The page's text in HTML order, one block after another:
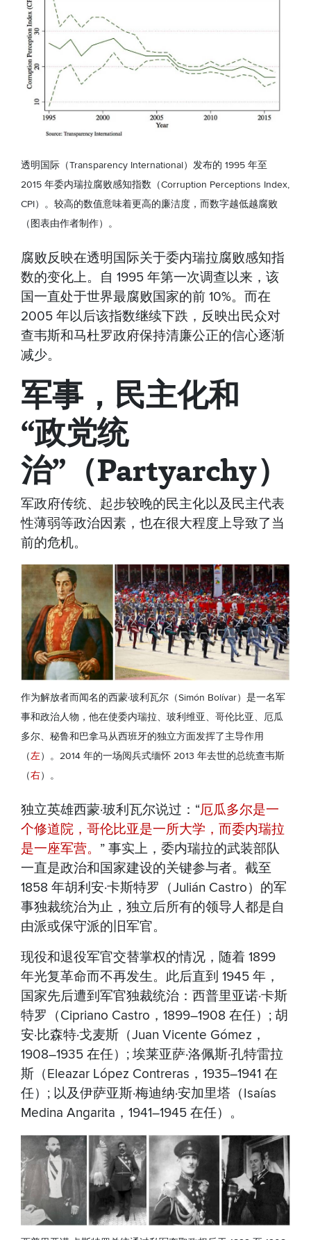
透明国际（Transparency International）发布的 1995 年至
2015 年委内瑞拉腐败感知指数（Corruption Perceptions Index,
CPI）。较高的数值意味着更高的廉洁度，而数字越低越腐败
（图表由作者制作）。
腐败反映在透明国际关于委内瑞拉腐败感知指
数的变化上。自 1995 年第一次调查以来，该
国一直处于世界最腐败国家的前 10%。而在
2005 年以后该指数继续下跌，反映出民众对
查韦斯和马杜罗政府保持清廉公正的信心逐渐
减少。
军事，民主化和
“政党统
治”（Partyarchy）
军政府传统、起步较晚的民主化以及民主代表
性薄弱等政治因素，也在很大程度上导致了当
前的危机。
作为解放者而闻名的西蒙·玻利瓦尔（Simón Bolívar）是一名军
事和政治人物，他在使委内瑞拉、玻利维亚、哥伦比亚、厄瓜
多尔、秘鲁和巴拿马从西班牙的独立方面发挥了主导作用
（左）。2014 年的一场阅兵式缅怀 2013 年去世的总统查韦斯
（右）。
独立英雄西蒙·玻利瓦尔说过：“厄瓜多尔是一
个修道院，哥伦比亚是一所大学，而委内瑞拉
是一座军营。 ” 事实上，委内瑞拉的武装部队
一直是政治和国家建设的关键参与者。截至
1858 年胡利安·卡斯特罗（Julián Castro）的军
事独裁统治为止，独立后所有的领导人都是自
由派或保守派的旧军官。
现役和退役军官交替掌权的情况，随着 1899
年光复革命而不再发生。此后直到 1945 年，
国家先后遭到军官独裁统治：西普里亚诺·卡斯
特罗（Cipriano Castro，1899–1908 在任）; 胡
安·比森特·戈麦斯（Juan Vicente Gómez，
1908–1935 在任）; 埃莱亚萨·洛佩斯·孔特雷拉
斯（Eleazar López Contreras，1935–1941 在
任）; 以及伊萨亚斯·梅迪纳·安加里塔（Isaías
Medina Angarita，1941–1945 在任）。